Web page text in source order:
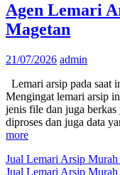
Agen Lemari
Magetan
21/07/2026 admin
Lemari arsip pada saat
Mengingat lemari arsip
jenis file dan juga
diproses dan juga data
more
Jual Lemari Arsip
Jual Lemari Arsip